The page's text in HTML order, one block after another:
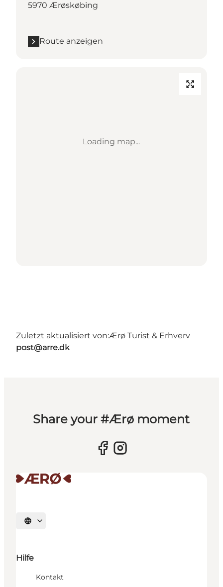
5970 Ærøskøbing
Route anzeigen
Loading map...
Zuletzt aktualisiert von:Ærø Turist & Erhverv
post@arre.dk
Share your #Ærø moment
Sprache auswählen
Hilfe
Kontakt